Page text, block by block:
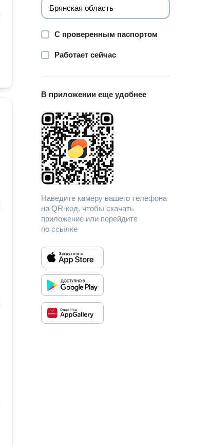
С проверенным паспортом
Работает сейчас
В приложении еще удобнее
Наведите камеру вашего телефона
на QR-код, чтобы скачать
приложение или перейдите
по ссылке